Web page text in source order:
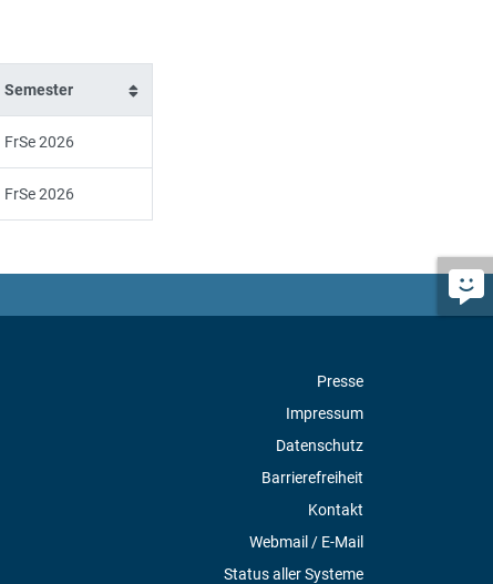
Semester
FrSe 2026
FrSe 2026
Presse
Impressum
Datenschutz
Barrierefreiheit
Kontakt
Webmail / E-Mail
Status aller Systeme